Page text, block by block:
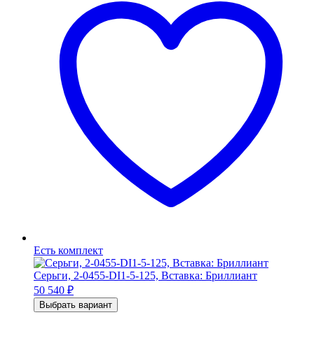
Есть комплект
Серьги, 2-0455-DI1-5-125, Вставка: Бриллиант
50 540 ₽
Выбрать вариант